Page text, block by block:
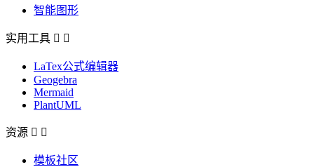
智能图形
实用工具  
LaTex公式编辑器
Geogebra
Mermaid
PlantUML
资源  
模板社区